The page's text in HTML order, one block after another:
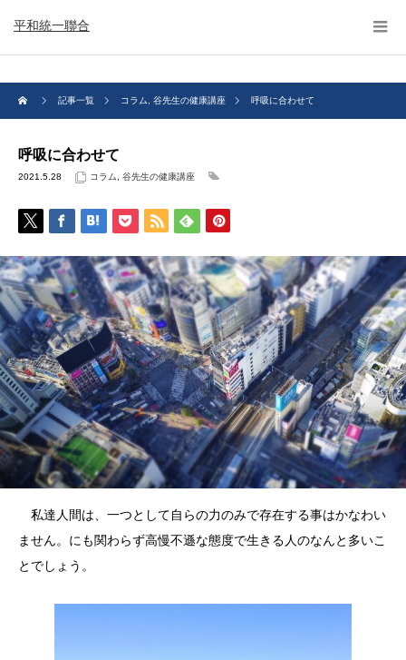
平和統一聯合
記事一覧 コラム 谷先生の健康講座 呼吸に合わせて
呼吸に合わせて
2021.5.28 コラム 谷先生の健康講座
私達人間は、一つとして自らの力のみで存在する事はかなわい
ません。にも関わらず高慢不遜な態度で生きる人のなんと多いこ
とでしょう。